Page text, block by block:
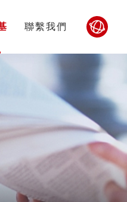
聯繫我們